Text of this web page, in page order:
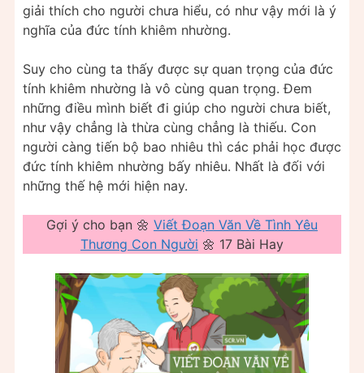
giải thích cho người chưa hiểu, có như vậy mới là ý
nghĩa của đức tính khiêm nhường.
Suy cho cùng ta thấy được sự quan trọng của đức
tính khiêm nhường là vô cùng quan trọng. Đem
những điều mình biết đi giúp cho người chưa biết,
như vậy chẳng là thừa cùng chẳng là thiếu. Con
người càng tiến bộ bao nhiêu thì các phải học được
đức tính khiêm nhường bấy nhiêu. Nhất là đối với
những thế hệ mới hiện nay.
Gợi ý cho bạn 🌼 Viết Đoạn Văn Về Tình Yêu
Thương Con Người 🌼 17 Bài Hay